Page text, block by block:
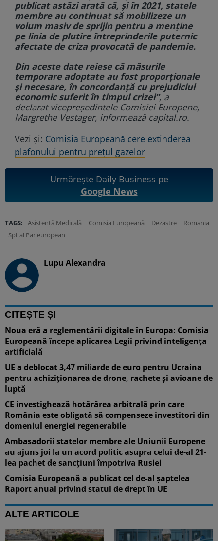
publicat astăzi arată că, şi în 2021, statele
membre au continuat să mobilizeze un
volum masiv de sprijin pentru a menţine
pe linia de plutire întreprinderile puternic
afectate de criza provocată de pandemie.
Din aceste date reiese că măsurile
temporare adoptate au fost proporţionale
şi necesare, în concordanţă cu prejudiciul
economic suferit în timpul crizei”, a
declarat vicepreşedintele Comisiei Europene,
Margrethe Vestager, informează capital.ro.
Vezi și: Comisia Europeană cere extinderea
plafonului pentru prețul gazelor
Urmărește Daily Business pe
Google News
TAGS: Asistență Medicală Comisia Europeană Dezastre
Romania
Spital Paneuropean
Lupu Alexandra
CITEȘTE ȘI
Noua eră a reglementării digitale în Europa: Comisia
Europeană începe aplicarea Legii privind inteligența
artificială
UE a deblocat 3,47 miliarde de euro pentru Ucraina
pentru achiziţionarea de drone, rachete şi avioane de
luptă
CE investighează hotărârea arbitrală prin care
România este obligată să compenseze investitori din
domeniul energiei regenerabile
Ambasadorii statelor membre ale Uniunii Europene
au ajuns joi la un acord politic asupra celui de-al 21-
lea pachet de sancțiuni împotriva Rusiei
Comisia Europeană a publicat cel de-al șaptelea
Raport anual privind statul de drept în UE
ALTE ARTICOLE